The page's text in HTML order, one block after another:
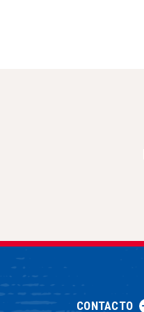
CONTACTO